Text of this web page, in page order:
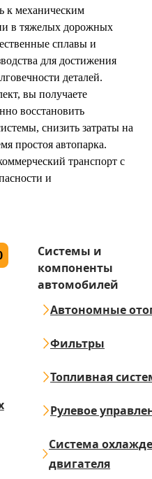
к механическим
в тяжелых дорожных
сплавы и
для достижения
деталей.
вы получаете
восстановить
снизить затраты на
простоя автопарка.
транспорт с
и
Системы и
компоненты
автомобилей
Автономные
Фильтры
Топливная
Рулевое
Система
двигателя